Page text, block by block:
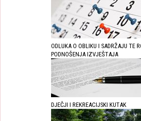
ODLUKA O OBLIKU I SADRŽAJU TE
PODNOŠENJA IZVJEŠTAJA
DJEČJI I REKREACIJSKI KUTAK